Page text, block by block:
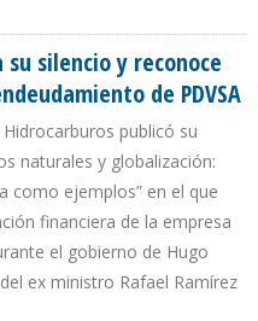
silencio y reconoce
de PDVSA
publicó su
naturales y globalización:
como ejemplos” en el que
financiera de la empresa
el gobierno de Hugo
ex ministro Rafael Ramírez